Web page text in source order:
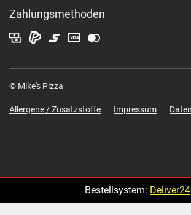
Zahlungsmethoden
© Mike's Pizza
Allergene / Zusatzstoffe Impressum
Bestellsystem: Deliver24